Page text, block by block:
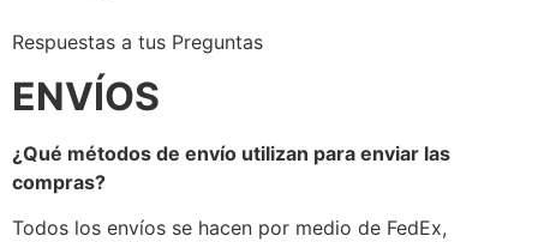
Respuestas a tus Preguntas
ENVÍOS
¿Qué métodos de envío utilizan para enviar las
compras?
Todos los envíos se hacen por medio de FedEx,